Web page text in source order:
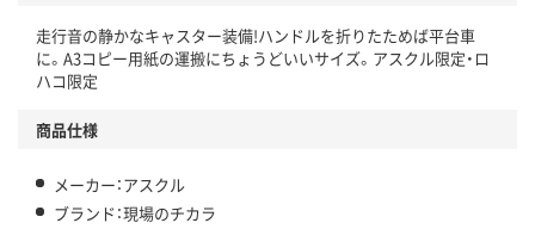
仕組
アスクルで資源循環している
この商品の環境配慮ポイントです。下記商品詳細「
走行音の静かなキャスター装備!ハンドルを折りたためば平台車
に。A3コピー用紙の運搬にちょうどいいサイズ。アスクル限定・ロ
ハコ限定
商品仕様
メーカー：アスクル
ブランド：現場のチカラ